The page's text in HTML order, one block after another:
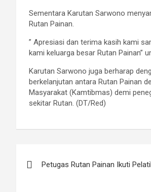
Sementara Karutan Sarwono
Rutan Painan.
” Apresiasi dan terima kasih kami
kami keluarga besar Rutan Painan”
Karutan Sarwono juga berharap
berkelanjutan antara Rutan Painan
Masyarakat (Kamtibmas) demi
sekitar Rutan. (DT/Red)
navigation
Petugas Rutan Painan Ikuti